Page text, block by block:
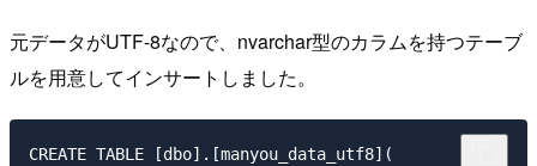
元データがUTF-8なので、nvarchar型のカラムを持つテーブ
ルを用意してインサートしました。
CREATE TABLE [dbo].[manyou_data_utf8](